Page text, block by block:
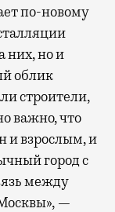
по-новому
них, но и
облик
строители,
важно, что
и взрослым, и
город с
между
—